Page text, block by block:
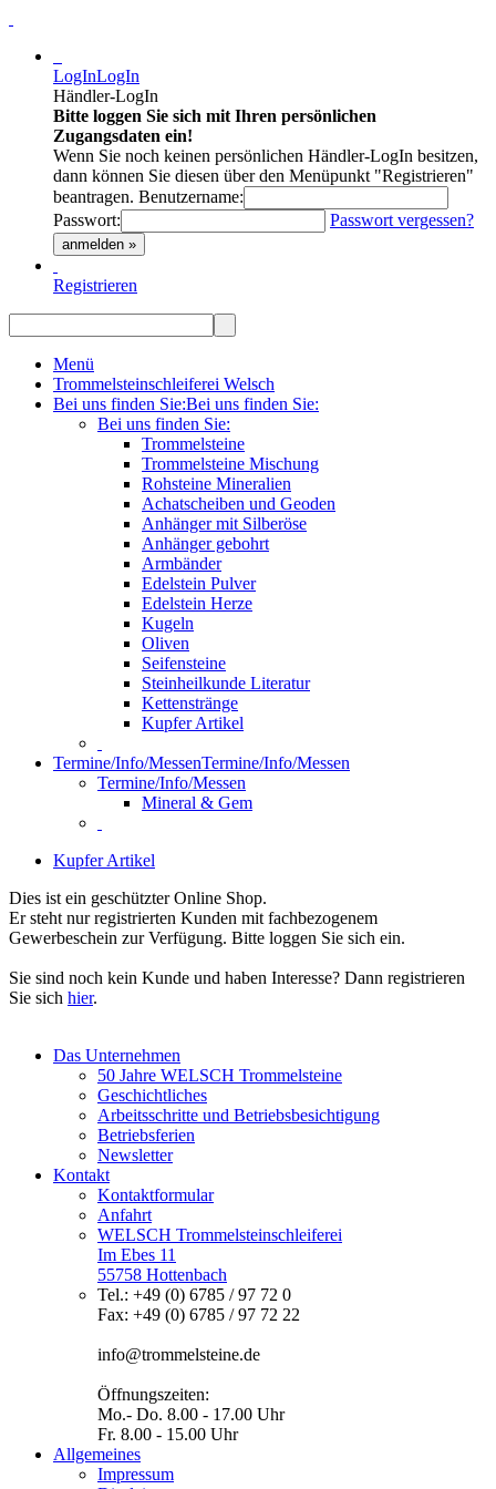
LogInLogIn
Händler-LogIn
Bitte loggen Sie sich mit Ihren persönlichen
Zugangsdaten ein!
Wenn Sie noch keinen persönlichen Händler-LogIn besitzen,
dann können Sie diesen über den Menüpunkt "Registrieren"
beantragen. Benutzername:
Passwort:
Passwort vergessen?
anmelden »
Registrieren
Menü
Trommelsteinschleiferei Welsch
Bei uns finden Sie:Bei uns finden Sie:
Bei uns finden Sie:
Trommelsteine
Trommelsteine Mischung
Rohsteine Mineralien
Achatscheiben und Geoden
Anhänger mit Silberöse
Anhänger gebohrt
Armbänder
Edelstein Pulver
Edelstein Herze
Kugeln
Oliven
Seifensteine
Steinheilkunde Literatur
Kettenstränge
Kupfer Artikel
Termine/Info/MessenTermine/Info/Messen
Termine/Info/Messen
Mineral & Gem
Kupfer Artikel
Dies ist ein geschützter Online Shop.
Er steht nur registrierten Kunden mit fachbezogenem
Gewerbeschein zur Verfügung. Bitte loggen Sie sich ein.
Sie sind noch kein Kunde und haben Interesse? Dann registrieren
Sie sich hier.
Das Unternehmen
50 Jahre WELSCH Trommelsteine
Geschichtliches
Arbeitsschritte und Betriebsbesichtigung
Betriebsferien
Newsletter
Kontakt
Kontaktformular
Anfahrt
WELSCH Trommelsteinschleiferei
Im Ebes 11
55758 Hottenbach
Tel.: +49 (0) 6785 / 97 72 0
Fax: +49 (0) 6785 / 97 72 22
info@trommelsteine.de
Öffnungszeiten:
Mo.- Do. 8.00 - 17.00 Uhr
Fr. 8.00 - 15.00 Uhr
Allgemeines
Impressum